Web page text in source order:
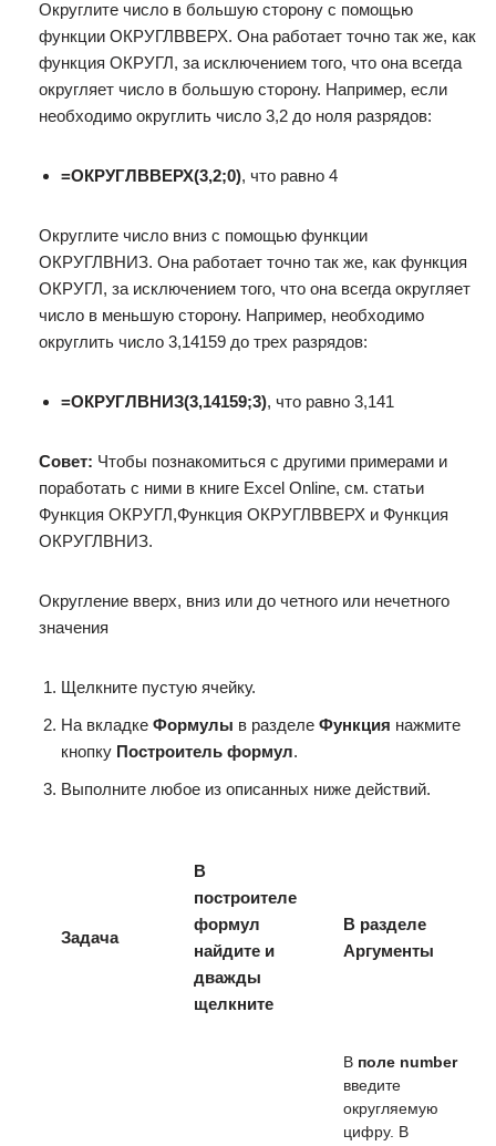
Округлите число в большую сторону с помощью
функции ОКРУГЛВВЕРХ. Она работает точно так же, как
функция ОКРУГЛ, за исключением того, что она всегда
округляет число в большую сторону. Например, если
необходимо округлить число 3,2 до ноля разрядов:
=ОКРУГЛВВЕРХ(3,2;0), что равно 4
Округлите число вниз с помощью функции
ОКРУГЛВНИЗ. Она работает точно так же, как функция
ОКРУГЛ, за исключением того, что она всегда округляет
число в меньшую сторону. Например, необходимо
округлить число 3,14159 до трех разрядов:
=ОКРУГЛВНИЗ(3,14159;3), что равно 3,141
Совет: Чтобы познакомиться с другими примерами и
поработать с ними в книге Excel Online, см. статьи
Функция ОКРУГЛ,Функция ОКРУГЛВВЕРХ и Функция
ОКРУГЛВНИЗ.
Округление вверх, вниз или до четного или нечетного
значения
Щелкните пустую ячейку.
На вкладке Формулы в разделе Функция нажмите
кнопку Построитель формул.
Выполните любое из описанных ниже действий.
Задача
В
построителе
формул
найдите и
дважды
щелкните
В разделе
Аргументы
В поле number
введите
округляемую
цифру. В